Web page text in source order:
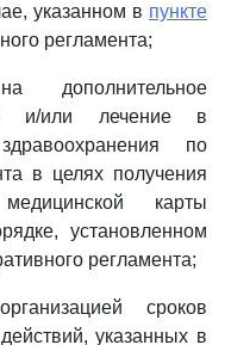
указанном в пункте
регламента;
дополнительное
и/или лечение в
по
в целях получения
карты
установленном
регламента;
сроков
указанных в